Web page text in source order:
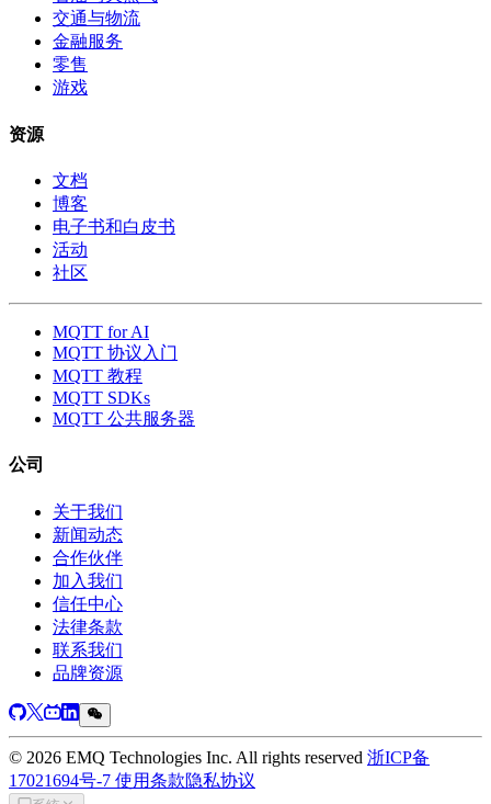
交通与物流
金融服务
零售
游戏
资源
文档
博客
电子书和白皮书
活动
社区
MQTT for AI
MQTT 协议入门
MQTT 教程
MQTT SDKs
MQTT 公共服务器
公司
关于我们
新闻动态
合作伙伴
加入我们
信任中心
法律条款
联系我们
品牌资源
© 2026 EMQ Technologies Inc. All rights reserved 浙ICP备
17021694号-7 使用条款隐私协议